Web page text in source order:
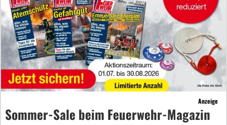
Anzeige
Sommer-Sale beim Feuerwehr-Magazin